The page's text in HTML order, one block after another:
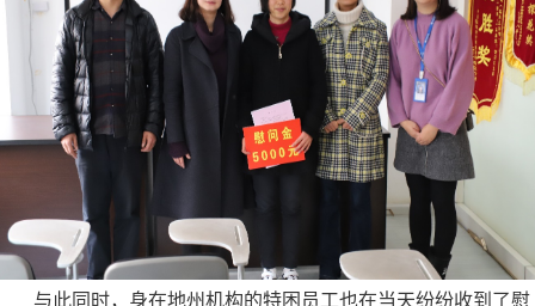
与此同时，身在地州机构的特困员工也在当天纷纷收到了慰